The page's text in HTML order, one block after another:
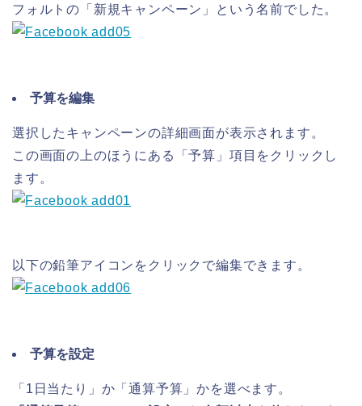
フォルトの「新規キャンペーン」という名前でした。
予算を編集
選択したキャンペーンの詳細画面が表示されます。
この画面の上のほうにある「予算」項目をクリックし
ます。
以下の鉛筆アイコンをクリックで編集できます。
予算を設定
「1日当たり」か「通算予算」かを選べます。